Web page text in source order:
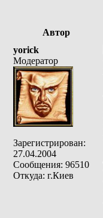
Автор
yorick
Модератор
Зарегистрирован:
27.04.2004
Сообщения: 96510
Откуда: г.Киев